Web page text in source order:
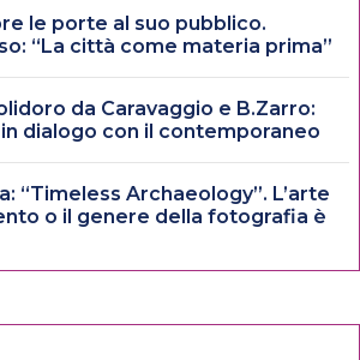
le porte al suo pubblico.
“La città come materia prima”
da Caravaggio e B.Zarro:
dialogo con il contemporaneo
“Timeless Archaeology”. L’arte
o il genere della fotografia è